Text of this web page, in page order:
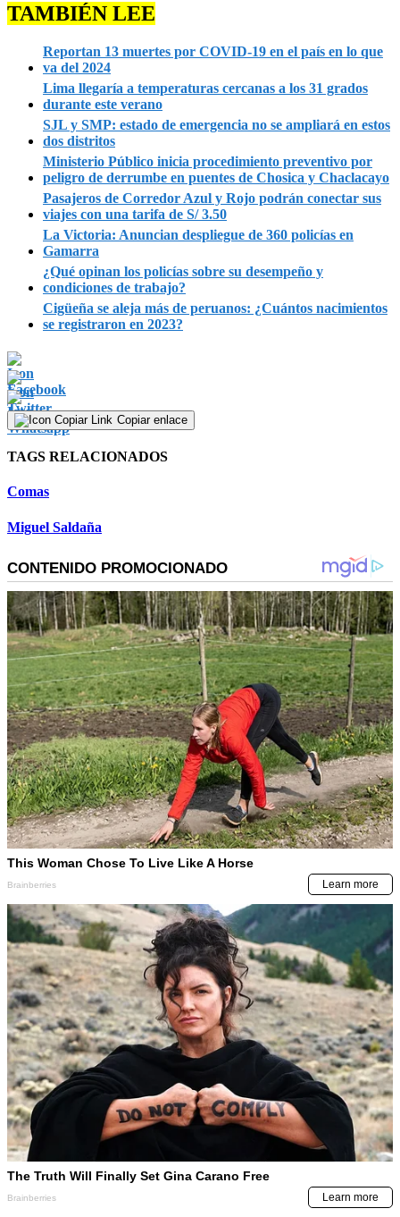
TAMBIÉN LEE
Reportan 13 muertes por COVID-19 en el país en lo que
va del 2024
Lima llegaría a temperaturas cercanas a los 31 grados
durante este verano
SJL y SMP: estado de emergencia no se ampliará en estos
dos distritos
Ministerio Público inicia procedimiento preventivo por
peligro de derrumbe en puentes de Chosica y Chaclacayo
Pasajeros de Corredor Azul y Rojo podrán conectar sus
viajes con una tarifa de S/ 3.50
La Victoria: Anuncian despliegue de 360 policías en
Gamarra
¿Qué opinan los policías sobre su desempeño y
condiciones de trabajo?
Cigüeña se aleja más de peruanos: ¿Cuántos nacimientos
se registraron en 2023?
Copiar enlace
TAGS RELACIONADOS
Comas
Miguel Saldaña